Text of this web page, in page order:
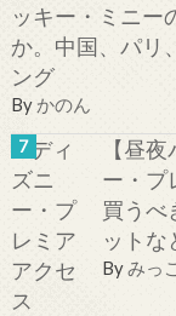
ッキー・ミニー
か。中国、パリ
ング
By かのん
【昼
ー・プ
買うべ
ットな
By みっこ